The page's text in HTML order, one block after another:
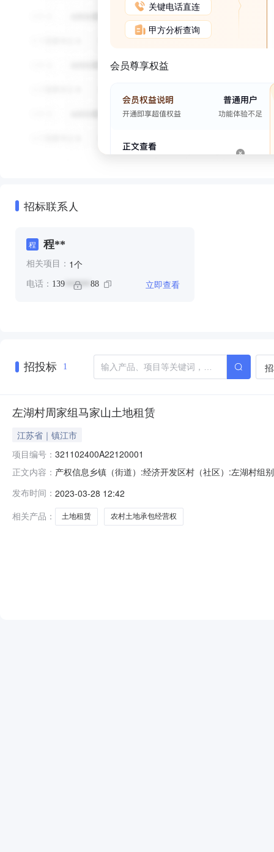
关键电话直连
甲方分析查询
会员尊享权益
招标联系人
程 程**
相关项目： 1个
电话： 139 ****** 88 立即查看
招投标 1
左湖村周家组马家山土地租赁
江苏省｜镇江市
项目编号： 321102400A22120001
正文内容： 产权信息乡镇（街道）:经济开发区村（社区）:左湖村组
他权利人：否他项权利人：项目审查信息项目审查表：
发布时间： 2023-03-28 12:42
相关产品：
土地租赁 农村土地承包经营权